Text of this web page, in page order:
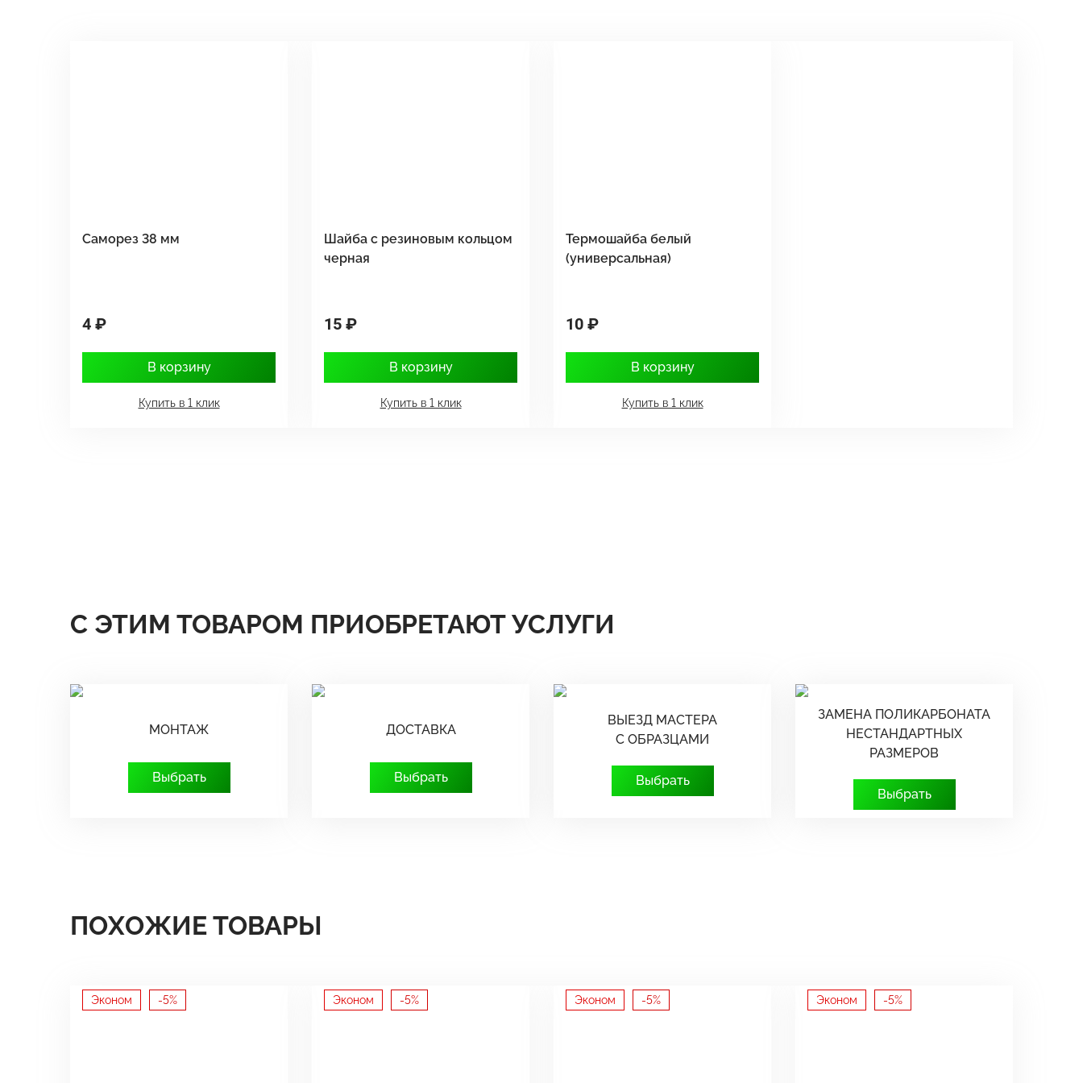
Саморез 38 мм
4 ₽
В корзину
Купить в 1 клик
Шайба с резиновым кольцом
черная
15 ₽
В корзину
Купить в 1 клик
Термошайба белый
(универсальная)
10 ₽
В корзину
Купить в 1 клик
С ЭТИМ ТОВАРОМ ПРИОБРЕТАЮТ УСЛУГИ
МОНТАЖ
Выбрать
ДОСТАВКА
Выбрать
ВЫЕЗД МАСТЕРА
С ОБРАЗЦАМИ
Выбрать
ЗАМЕНА ПОЛИКАРБОНАТА
НЕСТАНДАРТНЫХ
РАЗМЕРОВ
Выбрать
ПОХОЖИЕ ТОВАРЫ
Эконом -5% Эконом -5% Эконом -5% Эконом -5%